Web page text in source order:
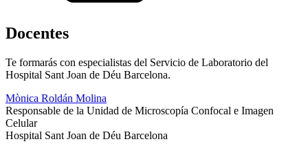
Docentes
Te formarás con especialistas del Servicio de Laboratorio del
Hospital Sant Joan de Déu Barcelona.
Mònica Roldán Molina
Responsable de la Unidad de Microscopía Confocal e Imagen
Celular
Hospital Sant Joan de Déu Barcelona